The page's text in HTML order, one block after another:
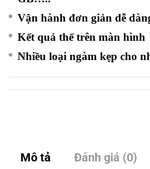
Vận hành đơn giản dễ
Kết quả thể trên màn hình
Nhiều loại ngàm kẹp cho
Mô tả Đánh giá (0)